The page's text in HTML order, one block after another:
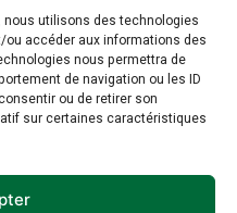
utilisons des technologies
accéder aux informations des
nous permettra de
de navigation ou les ID
ou de retirer son
sur certaines caractéristiques